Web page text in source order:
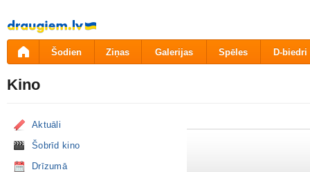
Pāriet
uz
saturu
Šodien Ziņas Galerijas Spēles D-biedri
Kino
Aktuāli
Šobrīd kino
Drīzumā